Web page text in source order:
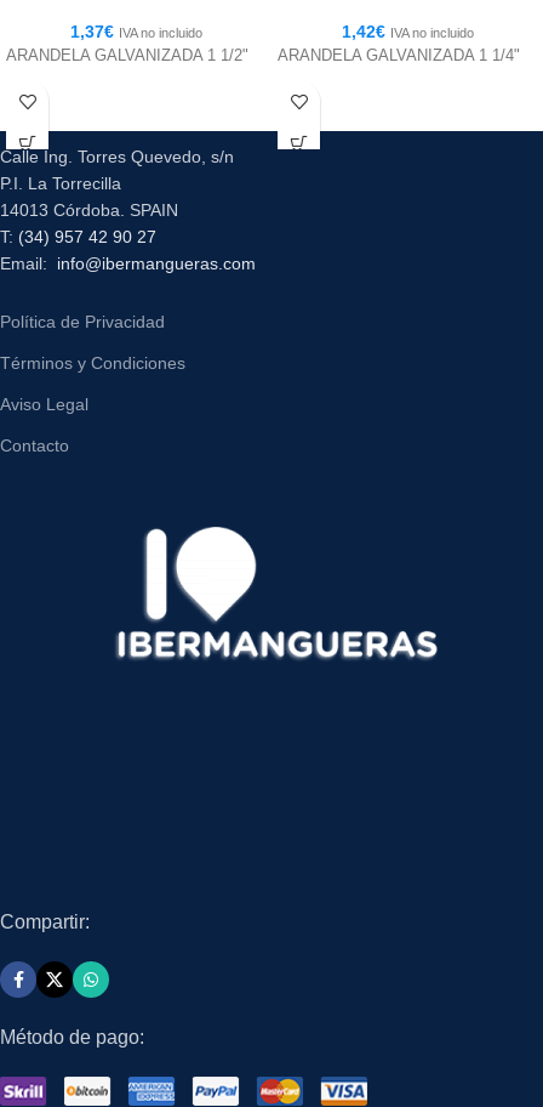
1,37€ IVA no incluido
ARANDELA GALVANIZADA 1 1/2"
1,42€ IVA no incluido
ARANDELA GALVANIZADA 1 1/4"
Calle Ing. Torres Quevedo, s/n
P.I. La Torrecilla
14013 Córdoba. SPAIN
T: (34) 957 42 90 27
Email: info@ibermangueras.com
Política de Privacidad
Términos y Condiciones
Aviso Legal
Contacto
Compartir:
Método de pago: